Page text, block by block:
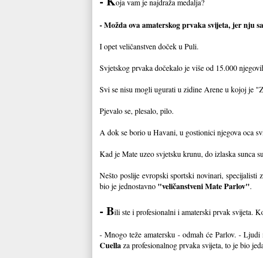
- Možda ova amaterskog prvaka svijeta, jer nju
I opet veličanstven doček u Puli.
Svjetskog prvaka dočekalo je više od 15.000
Svi se nisu mogli ugurati u zidine Arene u kojoj je
Pjevalo se, plesalo, pilo.
A dok se borio u Havani, u gostionici njegova oca
Kad je Mate uzeo svjetsku krunu, do izlaska sunca
Nešto poslije evropski sportski novinari, specijalisti
bio je jednostavno "veličanstveni Mate Parlov".
- Bili ste i profesionalni i amaterski prvak svijeta.
- Mnogo teže amatersku - odmah će Parlov. -
Cuella za profesionalnog prvaka svijeta, to je bio